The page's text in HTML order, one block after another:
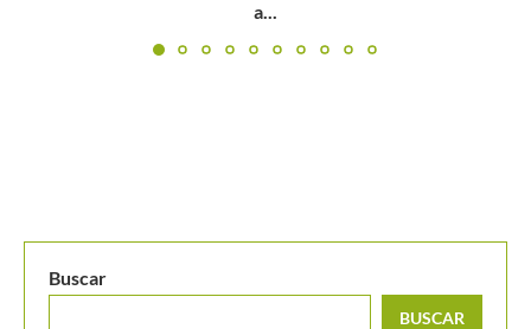
campeón inedito
Buscar
BUSCAR